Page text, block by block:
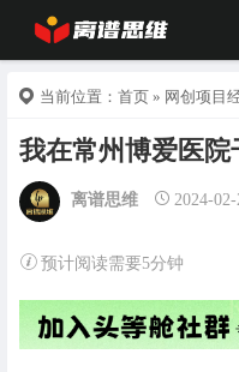
当前位置： 首页 » 网创项目
我在常州博爱医
离谱思维 2024-02-
预计阅读需要5分钟